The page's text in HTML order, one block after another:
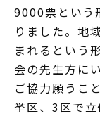
9000票という
りました。地
まれるという
会の先生方に
ご協力願うこ
挙区、3区で